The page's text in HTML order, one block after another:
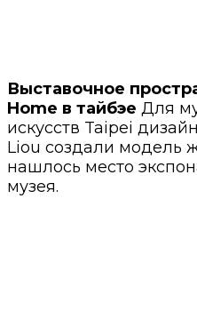
Выставочное
Home в тайбэе Для
искусств Taipei
Liou создали модель
нашлось место
музея.